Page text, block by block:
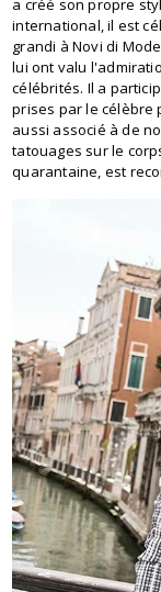
a créé son propre
international, il est
grandi à Novi di
lui ont valu
célébrités. Il a
prises par le célèbre
aussi associé à de
tatouages ​​sur le
quarantaine, est